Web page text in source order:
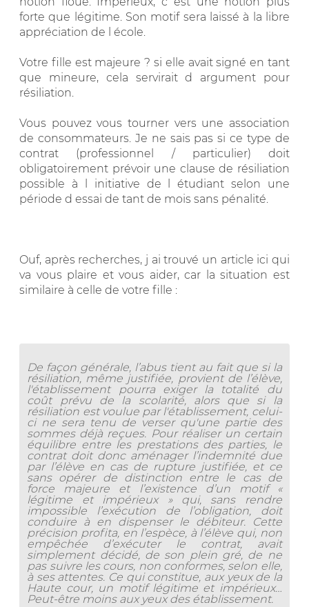
forte que légitime. Son motif sera laissé à la libre
appréciation de l école.
Votre fille est majeure ? si elle avait signé en tant
que mineure, cela servirait d argument pour
résiliation.
Vous pouvez vous tourner vers une association
de consommateurs. Je ne sais pas si ce type de
contrat (professionnel / particulier) doit
obligatoirement prévoir une clause de résiliation
possible à l initiative de l étudiant selon une
période d essai de tant de mois sans pénalité.
Ouf, après recherches, j ai trouvé un article ici qui
va vous plaire et vous aider, car la situation est
similaire à celle de votre fille :
De façon générale, l’abus tient au fait que si la
résiliation, même justifiée, provient de l’élève,
l'établissement pourra exiger la totalité du
coût prévu de la scolarité, alors que si la
résiliation est voulue par l'établissement, celui-
ci ne sera tenu de verser qu'une partie des
sommes déjà reçues. Pour réaliser un certain
équilibre entre les prestations des parties, le
contrat doit donc aménager l’indemnité due
par l’élève en cas de rupture justifiée, et ce
sans opérer de distinction entre le cas de
force majeure et l’existence d’un motif «
légitime et impérieux » qui, sans rendre
impossible l’exécution de l’obligation, doit
conduire à en dispenser le débiteur. Cette
précision profita, en l’espèce, à l’élève qui, non
empêchée d’exécuter le contrat, avait
simplement décidé, de son plein gré, de ne
pas suivre les cours, non conformes, selon elle,
à ses attentes. Ce qui constitue, aux yeux de la
Haute cour, un motif légitime et impérieux…
Peut-être moins aux yeux des établissement.